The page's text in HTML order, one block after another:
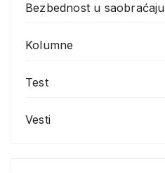
Bezbednost u saobraćaju
Kolumne
Test
Vesti